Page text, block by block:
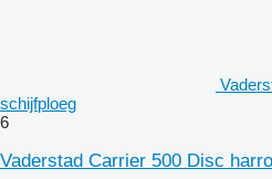
schijfploeg
6
Vaderstad Carrier 500 Disc